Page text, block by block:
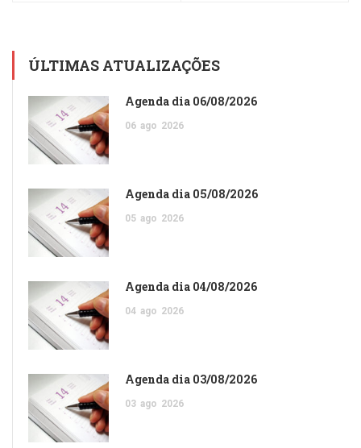
ÚLTIMAS ATUALIZAÇÕES
Agenda dia 06/08/2026
06 ago 2026
Agenda dia 05/08/2026
05 ago 2026
Agenda dia 04/08/2026
04 ago 2026
Agenda dia 03/08/2026
03 ago 2026